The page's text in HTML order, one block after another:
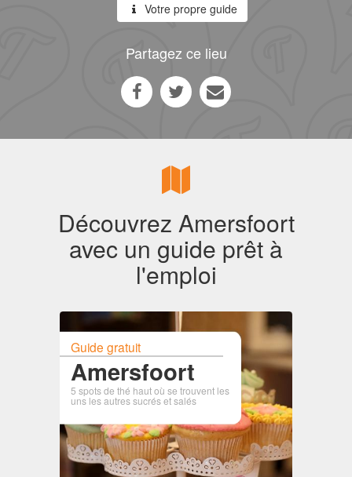
Votre propre guide
Partagez ce lieu
Découvrez Amersfoort
avec un guide prêt à
l'emploi
Guide gratuit
Amersfoort
5 spots de thé haut où se trouvent les
uns les autres sucrés et salés